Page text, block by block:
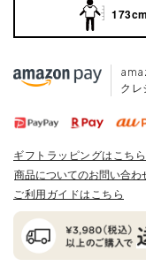
クレ
ギフトラッピングはこちら
商品についてのお問い合わ
ご利用ガイドはこちら